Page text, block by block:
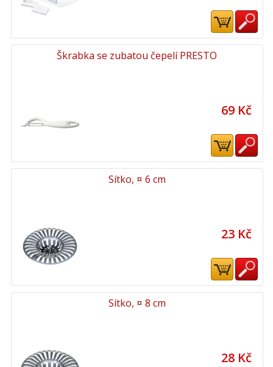
Škrabka se zubatou čepelí PRESTO
69 Kč
Sítko, ¤ 6 cm
23 Kč
Sítko, ¤ 8 cm
28 Kč